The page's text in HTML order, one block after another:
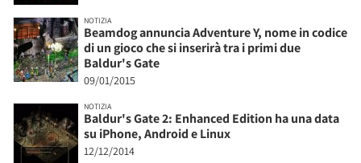
NOTIZIA
Beamdog annuncia Adventure Y, nome in codice
di un gioco che si inserirà tra i primi due
Baldur's Gate
09/01/2015
NOTIZIA
Baldur's Gate 2: Enhanced Edition ha una data
su iPhone, Android e Linux
12/12/2014